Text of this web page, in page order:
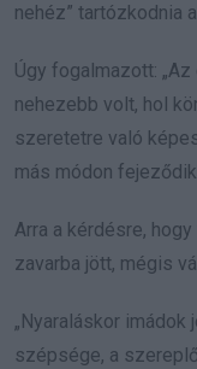
nehéz” tartózkodnia
Úgy fogalmazott:
nehezebb volt, hol
szeretetre való
más módon
Arra a kérdésre,
zavarba jött, mégis
„Nyaraláskor imádok
szépsége, a